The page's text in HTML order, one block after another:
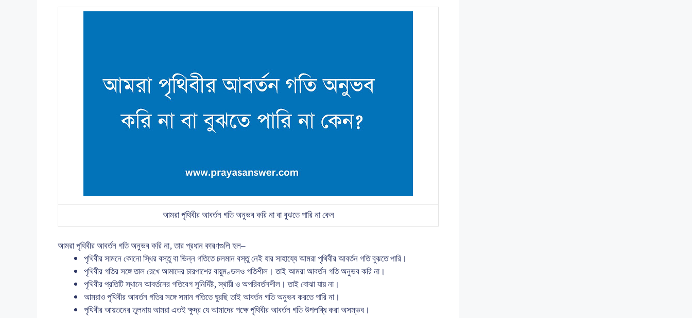
আমরা পৃথিবীর আবর্তন গতি অনুভব করি না বা বুঝতে পারি না কেন
আমরা পৃথিবীর আবর্তন গতি অনুভব করি না, তার প্রধান কারণগুলি হল–
পৃথিবীর সামনে কোনো স্থির বস্তু বা ভিন্ন গতিতে চলমান বস্তু নেই যার সাহায্যে আমরা পৃথিবীর আবর্তন গতি বুঝতে পারি।
পৃথিবীর গতির সঙ্গে তাল রেখে আমাদের চারপাশের বায়ুমণ্ডলও গতিশীল। তাই আমরা আবর্তন গতি অনুভব করি না।
পৃথিবীর প্রতিটি স্থানে আবর্তনের গতিবেগ সুনির্দিষ্ট, স্থায়ী ও অপরিবর্তনশীল। তাই বোঝা যায় না।
আমরাও পৃথিবীর আবর্তন গতির সঙ্গে সমান গতিতে ঘুরছি তাই আবর্তন গতি অনুভব করতে পারি না।
পৃথিবীর আয়তনের তুলনায় আমরা এতই ক্ষুদ্র যে আমাদের পক্ষে পৃথিবীর আবর্তন গতি উপলব্ধি করা অসম্ভব।